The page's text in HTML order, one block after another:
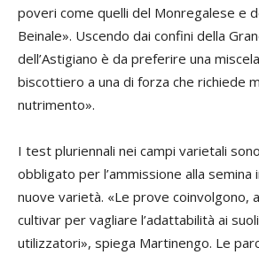
poveri come quelli del Monregalese e
Beinale». Uscendo dai confini della
dell’Astigiano è da preferire una
biscottiero a una di forza che richiede
nutrimento».
I test pluriennali nei campi varietali
obbligato per l’ammissione alla semina
nuove varietà. «Le prove coinvolgono,
cultivar per vagliare l’adattabilità ai
utilizzatori», spiega Martinengo. Le